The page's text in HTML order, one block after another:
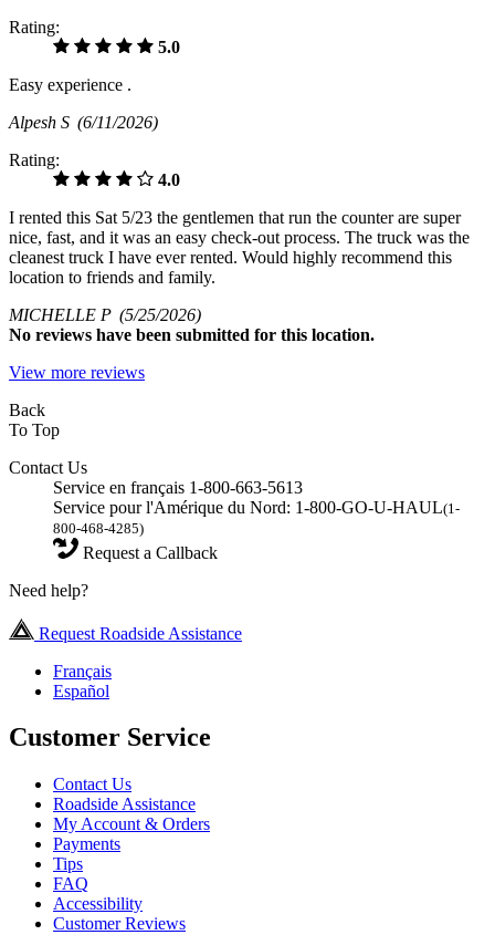
Rating:
5.0
Easy experience .
Alpesh S (6/11/2026)
Rating:
4.0
I rented this Sat 5/23 the gentlemen that run the counter are super
nice, fast, and it was an easy check-out process. The truck was the
cleanest truck I have ever rented. Would highly recommend this
location to friends and family.
MICHELLE P (5/25/2026)
No reviews have been submitted for this location.
View more reviews
Back
To Top
Contact Us
Service en français 1-800-663-5613
Service pour l'Amérique du Nord: 1-800-GO-U-HAUL(1-
800-468-4285)
Request a Callback
Need help?
Request Roadside Assistance
Français
Español
Customer Service
Contact Us
Roadside Assistance
My Account & Orders
Payments
Tips
FAQ
Accessibility
Customer Reviews